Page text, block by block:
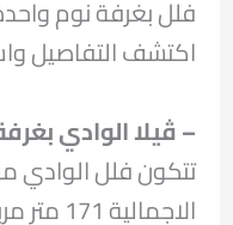
فلل بغرفة نوم
اكتشف التفاصيل
– ڤيلا الوادي
تتكون فلل الوادي